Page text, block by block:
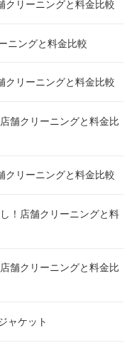
! 料金 比較
キング
金 比較
段 比較
ング ! どこがいい
クリーニングと料金比較
ニングと料金比較
クリーニングと料金比較
舗クリーニングと料金比
クリーニングと料金比較
！店舗クリーニングと料
舗クリーニングと料金比
ャケット